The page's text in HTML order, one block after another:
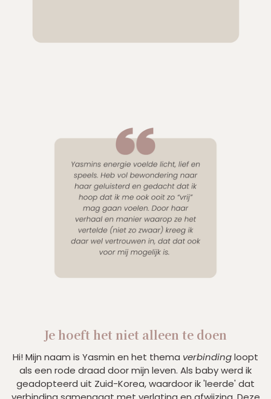
Je hoeft het niet alleen te doen
Hi! Mijn naam is Yasmin en het thema verbindingloopt
als een rode draad door mijn leven. Als baby werd ik
geadopteerd uit Zuid-Korea, waardoor ik 'leerde' dat